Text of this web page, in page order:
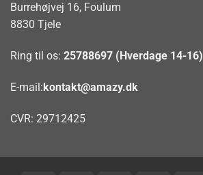
Burrehøjvej 16, Foulum
8830 Tjele
Ring til os: 25788697 (Hverdage 14-16)
E-mail:kontakt@amazy.dk
CVR: 29712425